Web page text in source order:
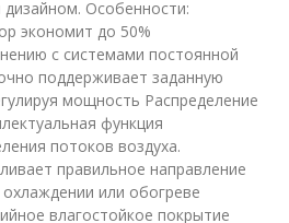
Особенности:
экономит до 50%
с системами постоянной
поддерживает заданную
мощность Распределение
функция
потоков воздуха.
правильное направление
или обогреве
влагостойкое покрытие